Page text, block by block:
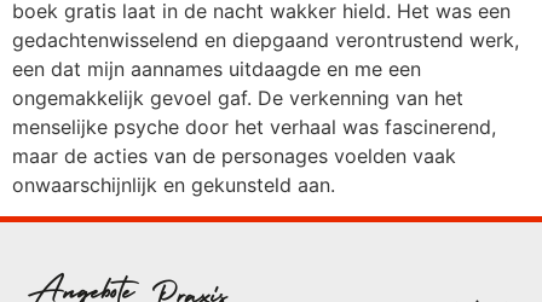
boek gratis laat in de nacht wakker hield. Het was een
gedachtenwisselend en diepgaand verontrustend werk,
een dat mijn aannames uitdaagde en me een
ongemakkelijk gevoel gaf. De verkenning van het
menselijke psyche door het verhaal was fascinerend,
maar de acties van de personages voelden vaak
onwaarschijnlijk en gekunsteld aan.